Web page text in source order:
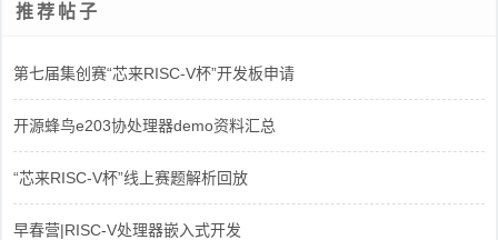
推荐帖子
第七届集创赛“芯来RISC-V杯”开发板申请
开源蜂鸟e203协处理器demo资料汇总
“芯来RISC-V杯”线上赛题解析回放
早春营|RISC-V处理器嵌入式开发